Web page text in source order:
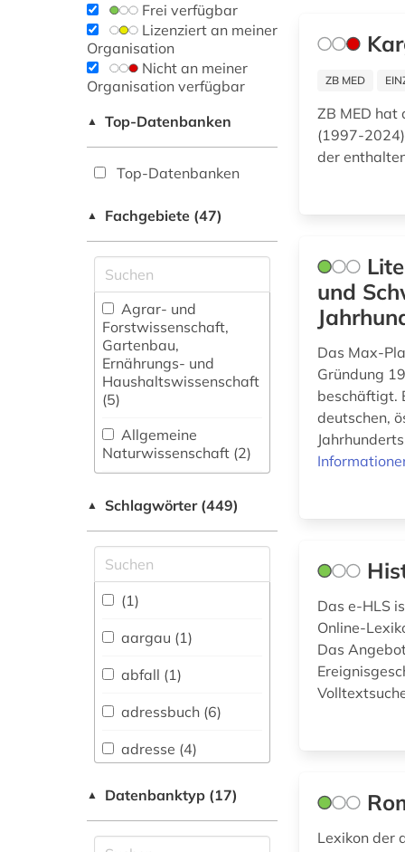
Frei verfügbar
Lizenziert an meiner
Organisation
Nicht an meiner
Organisation verfügbar
▲ Top-Datenbanken
Top-Datenbanken
▲ Fachgebiete (47)
Agrar- und
Forstwissenschaft,
Gartenbau,
Ernährungs- und
Haushaltswissenschaft
(5)
Allgemeine
Naturwissenschaft (2)
fachübergreifende
Allgemeine und
vergleichende Sprach-
und
Literaturwissenschaft.
Indogermanistik.
Außereuropäische
Sprachen und
Literaturen (5)
Anglistik.
Amerikanistik (0)
▲ Schlagwörter (449)
(1)
aargau (1)
abfall (1)
adressbuch (6)
adresse (4)
(1)
agrargeschichte (1)
▲ Datenbanktyp (17)
ZB MED
ZB MED hat
(1997-
der
und
Das Max-
Gründung
beschäftigt.
deutschen,
Das e-HLS
Online-
Das
Lexikon der